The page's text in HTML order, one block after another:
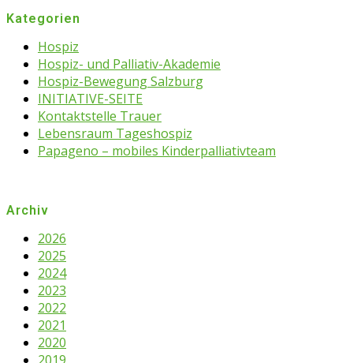
Kategorien
Hospiz
Hospiz- und Palliativ-Akademie
Hospiz-Bewegung Salzburg
INITIATIVE-SEITE
Kontaktstelle Trauer
Lebensraum Tageshospiz
Papageno – mobiles Kinderpalliativteam
Archiv
2026
2025
2024
2023
2022
2021
2020